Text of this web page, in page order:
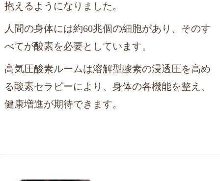
抱えるようになりました。
人間の身体には約60兆個の細胞があり、そのす
べてが酸素を必要としています。
高気圧酸素ルームは溶解型酸素の浸透圧を高め
る酸素セラピーにより、身体の各機能を整え、
健康増進が期待できます。